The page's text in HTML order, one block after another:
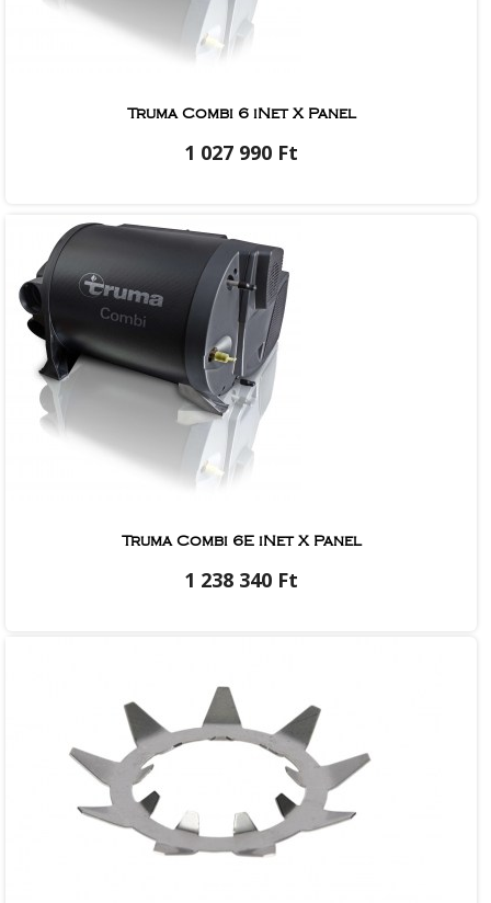
Truma Combi 6 iNet X Panel
1 027 990 Ft
Truma Combi 6E iNet X Panel
1 238 340 Ft